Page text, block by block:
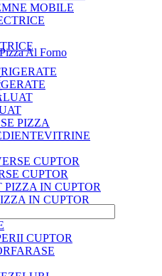
MOBILE
PIZZA
VITRINE
CUPTOR
IN CUPTOR
CUPTOR
FARASE
Al Forno